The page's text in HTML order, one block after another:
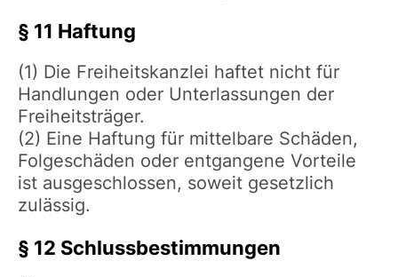
§ 11 Haftung
(1) Die Freiheitskanzlei haftet nicht für
Handlungen oder Unterlassungen der
Freiheitsträger.
(2) Eine Haftung für mittelbare Schäden,
Folgeschäden oder entgangene Vorteile
ist ausgeschlossen, soweit gesetzlich
zulässig.
§ 12 Schlussbestimmungen